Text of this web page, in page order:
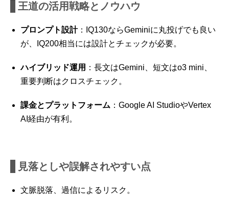
王道の活用戦略とノウハウ
プロンプト設計：IQ130ならGeminiに丸投げでも良い
が、IQ200相当には設計とチェックが必要。
ハイブリッド運用 ：長文はGemini、短文はo3 mini、
重要判断はクロスチェック。
課金とプラットフォーム ：Google AI StudioやVertex
AI経由が有利。
見落としや誤解されやすい点
文脈脱落、過信によるリスク。